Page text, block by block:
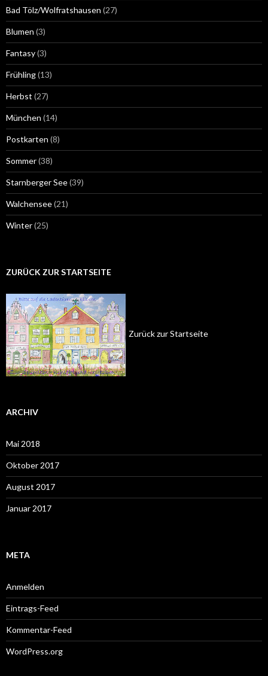
Bad Tölz/Wolfratshausen (27)
Blumen (3)
Fantasy(3)
Frühling(13)
Herbst (27)
München (14)
Postkarten (8)
Sommer(38)
Starnberger See(39)
Walchensee(21)
Winter(25)
ZURÜCK ZUR STARTSEITE
Zurück zur Startseite
ARCHIV
Mai 2018
Oktober 2017
August 2017
Januar 2017
META
Anmelden
Eintrags-Feed
Kommentar-Feed
WordPress.org